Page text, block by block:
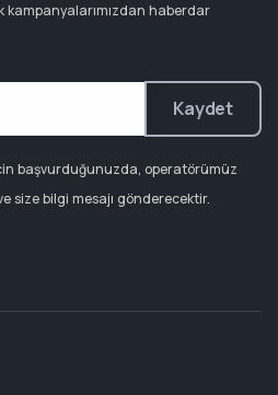
haberdar
Kaydet
başvurduğunuzda, operatörümüz
size bilgi mesajı gönderecektir.